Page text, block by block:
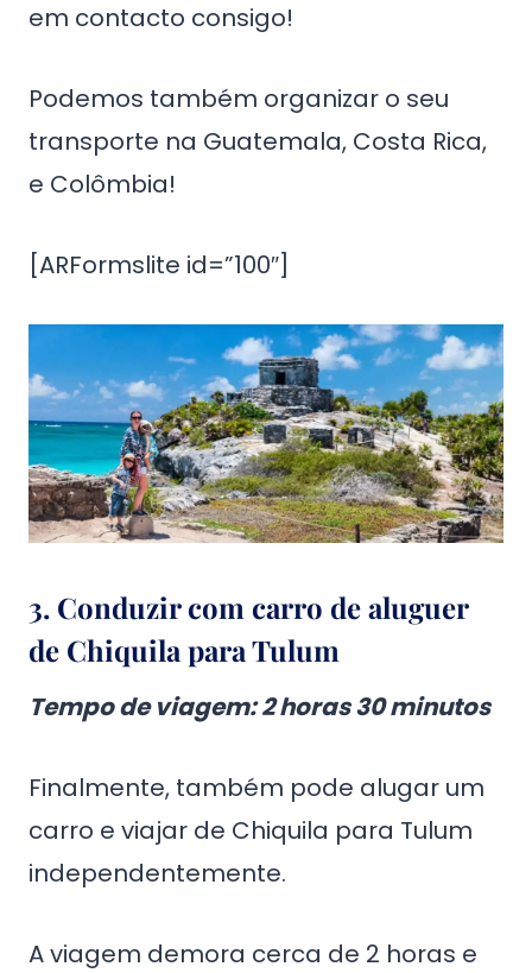
em contacto consigo!
Podemos também organizar o seu
transporte na Guatemala, Costa Rica,
e Colômbia!
[ARFormslite id=”100″]
3. Conduzir com carro de aluguer
de Chiquila para Tulum
Tempo de viagem: 2 horas 30 minutos
Finalmente, também pode alugar um
carro e viajar de Chiquila para Tulum
independentemente.
A viagem demora cerca de 2 horas e